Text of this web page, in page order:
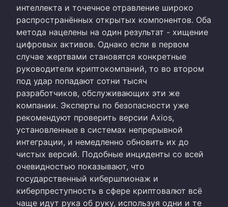
интеллекта и точечное отравление широко
распространённых открытых компонентов. Оба
метода нацелены на один результат - хищение
цифровых активов. Однако если в первом
случае жертвами становятся конкретные
руководители криптокомпаний, то во втором
под удар попадают сотни тысяч
разработчиков, обслуживающих эти же
компании. Эксперты по безопасности уже
рекомендуют проверить версии Axios,
установленные в системах непрерывной
интеграции, и немедленно обновить их до
чистых версий. Подобные инциденты со всей
очевидностью показывают, что
государственный кибершпионаж и
киберпреступность в сфере криптовалют всё
чаще идут рука об руку, используя одни и те